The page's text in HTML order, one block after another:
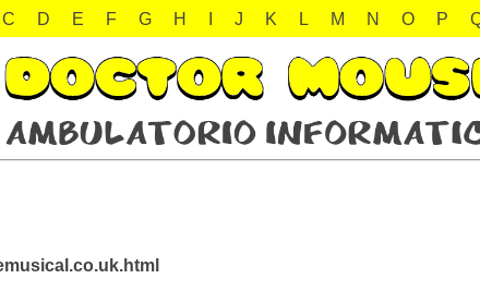
C D E F G H J K L M N O P